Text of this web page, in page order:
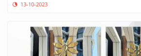
13-10-2023